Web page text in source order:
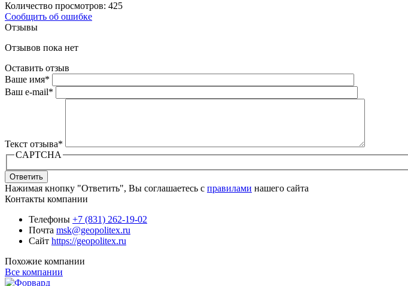
Количество просмотров: 425
Сообщить об ошибке
Отзывы
Отзывов пока нет
Оставить отзыв
Ваше имя*
Ваш e-mail*
Текст отзыва*
CAPTCHA
Ответить
Нажимая кнопку "Ответить", Вы соглашаетесь с правилами нашего сайта
Контакты компании
Телефоны +7 (831) 262-19-02
Почта msk@geopolitex.ru
Сайт https://geopolitex.ru
Похожие компании
Все компании